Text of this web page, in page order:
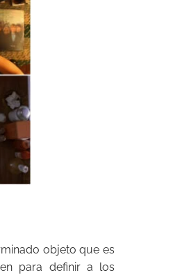
objeto que es
para definir a los